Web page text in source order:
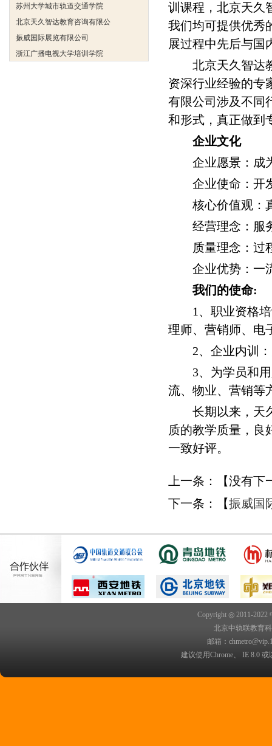
陕西交通职业技术学院
训课程，北京天久
我们均可提供优秀
展过程中先后与国
北京天久智达教
资深行业经验的专
有限公司涉及不同
和形式，真正做到
企业文化
企业愿景：成为
企业使命：开发
核心价值观：真
经营理念：服
质量理念：过
企业优势：一流
我们的使命:
1、职业资格培
理师、营销师、电
2、企业内训：
3、为学员和用
流、物业、营销等
长期以来，天久
质的教学质量，良
一致好评。
上一条：【没有下
下一条：【振威国
Copyright ◎ 2011-2022
北京中轨联教育
邮箱：
建议使用Chrome、 IE 8.0